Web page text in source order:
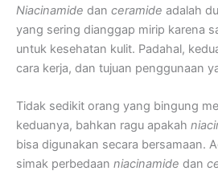
Niacinamide dan ceramide adalah
yang sering dianggap mirip karena
untuk kesehatan kulit. Padahal,
cara kerja, dan tujuan penggunaan
Tidak sedikit orang yang bingung
keduanya, bahkan ragu apakah
bisa digunakan secara bersamaan.
simak perbedaan niacinamide dan